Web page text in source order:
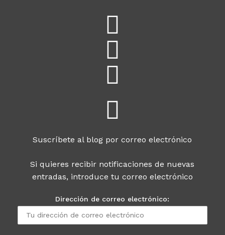
Suscríbete al blog por correo electrónico
Si quieres recibir notificaciones de nuevas
entradas, introduce tu correo electrónico
Dirección de correo electrónico: